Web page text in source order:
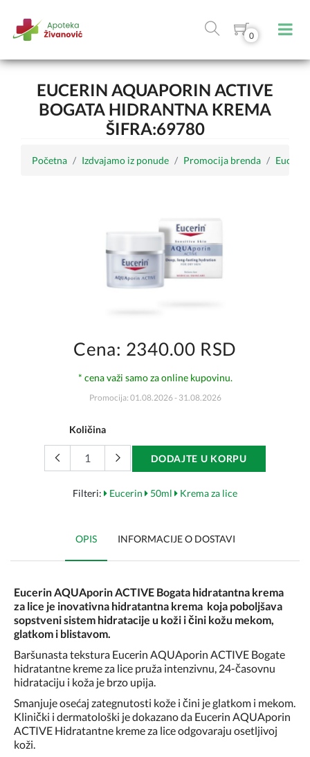
0
EUCERIN AQUAPORIN ACTIVE
BOGATA HIDRANTNA KREMA
ŠIFRA:69780
Početna Izdvajamo iz ponude Promocija brenda Eucerin
Cena: 2340.00 RSD
* cena važi samo za online kupovinu.
Promocija: 01.08.2026 - 31.08.2026
Količina
DODAJTE U KORPU
Filteri: Eucerin 50ml Krema za lice
OPIS INFORMACIJE O DOSTAVI
Eucerin AQUAporin ACTIVE Bogata hidratantna krema
za lice je inovativna hidratantna krema koja poboljšava
sopstveni sistem hidratacije u koži i čini kožu mekom,
glatkom i blistavom.
Baršunasta tekstura Eucerin AQUAporin ACTIVE Bogate
hidratantne kreme za lice pruža intenzivnu, 24-časovnu
hidrataciju i koža je brzo upija.
Smanjuje osećaj zategnutosti kože i čini je glatkom i mekom.
Klinički i dermatološki je dokazano da Eucerin AQUAporin
ACTIVE Hidratantne kreme za lice odgovaraju osetljivoj
koži.